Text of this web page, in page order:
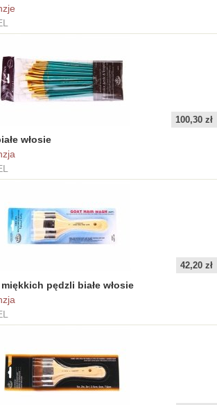
100,30 zł
włosie
42,20 zł
pędzli białe włosie